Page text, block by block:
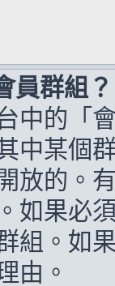
員群組？
中的「
中某個
放的。
如果必
組。如
由。